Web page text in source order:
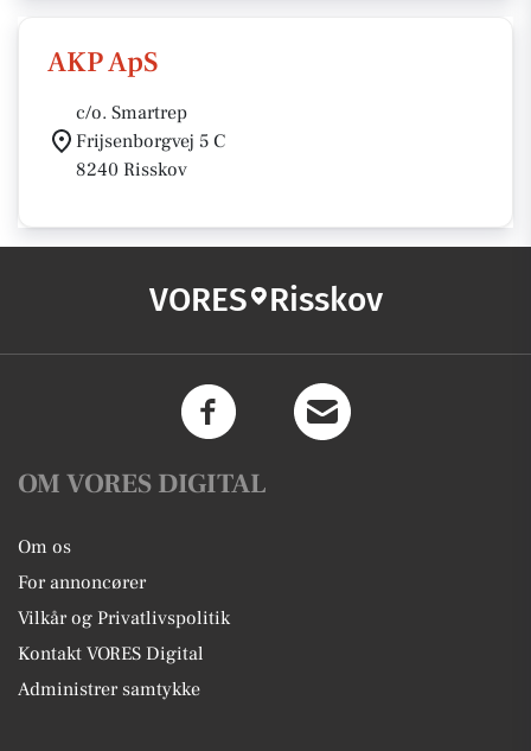
AKP ApS
c/o. Smartrep
Frijsenborgvej 5 C
8240 Risskov
VORES Risskov
OM VORES DIGITAL
Om os
For annoncører
Vilkår og Privatlivspolitik
Kontakt VORES Digital
Administrer samtykke